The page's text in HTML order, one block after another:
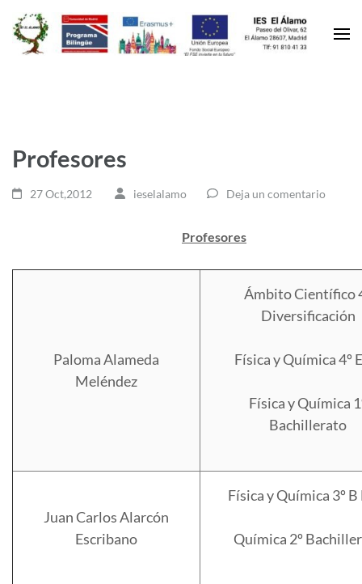
Profesores
27 Oct,2012 ieselalamo Deja un comentario
Profesores
Paloma Alameda
Meléndez
Ámbito Científico
Diversificación
Física y Química 4º
Física y Química
Bachillerato
Juan Carlos Alarcón
Escribano
Física y Química 3º B
Química 2º